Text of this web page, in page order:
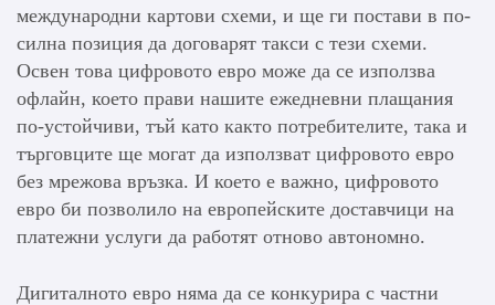
международни картови схеми, и ще ги постави в по-
силна позиция да договарят такси с тези схеми.
Освен това цифровото евро може да се използва
офлайн, което прави нашите ежедневни плащания
по-устойчиви, тъй като както потребителите, така и
търговците ще могат да използват цифровото евро
без мрежова връзка. И което е важно, цифровото
евро би позволило на европейските доставчици на
платежни услуги да работят отново автономно.
Дигиталното евро няма да се конкурира с частни